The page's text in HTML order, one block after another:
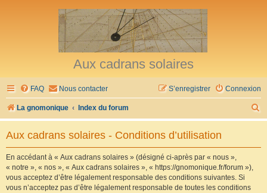
Aux cadrans solaires
FAQ Nous contacter Connexion
S’enregistrer
La gnomonique Index du forum
e
Aux cadrans solaires - Conditions d’utilisation
En accédant à « Aux cadrans solaires » (désigné ci-après par « nous »,
« notre », « nos », « Aux cadrans solaires », « https://gnomonique.fr/forum »),
vous acceptez d’être légalement responsable des conditions suivantes. Si
vous n’acceptez pas d’être légalement responsable de toutes les conditions